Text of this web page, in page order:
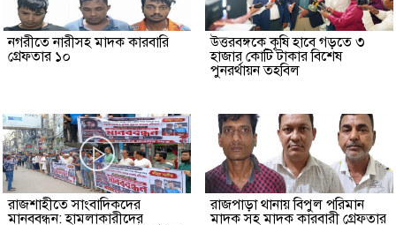
নগরীতে নারীসহ মাদক কারবারি
গ্রেফতার ১০
উত্তরবঙ্গকে কৃষি হাবে গড়তে ৩
হাজার কোটি টাকার বিশেষ
পুনরর্থায়ন তহবিল
রাজশাহীতে সাংবাদিকদের
মানববন্ধন: হামলাকারীদের
রাজপাড়া থানায় বিপুল পরিমান
মাদক সহ মাদক কারবারী গ্রেফতার